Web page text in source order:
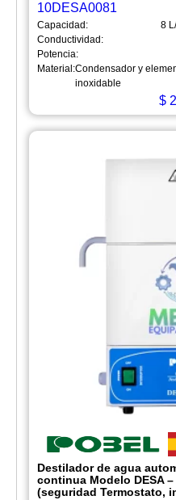
10DESA0081
Capacidad:
8
Conductividad:
Potencia:
Material:Condensador y
inoxidable
$
Destilador de agua
continua Modelo DESA
(seguridad Termostato,